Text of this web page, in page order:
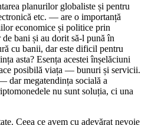
planurilor globaliste și pentru
etc. ― are o importanță
economice și politice prin
bani și au dorit să-l pună în
cu banii, dar este dificil pentru
asta? Esența acestei înșelăciuni
posibilă viața ― bunuri și servicii.
dar megatendința socială a
nu sunt soluția, ci una
Ceea ce avem cu adevărat nevoie